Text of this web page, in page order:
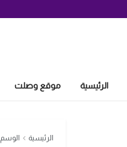
الرئيسية موقع وصلت
الرئيسية الوسم